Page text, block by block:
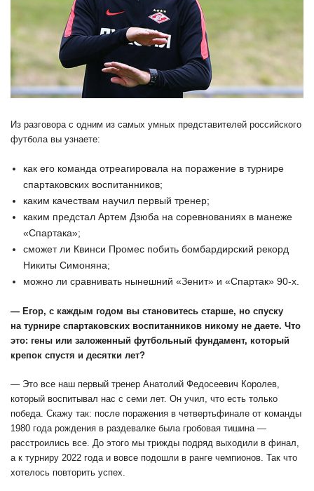
Из разговора с одним из самых умных представителей российского
футбола вы узнаете:
как его команда отреагировала на поражение в турнире
спартаковских воспитанников;
каким качествам научил первый тренер;
каким предстал Артем Дзюба на соревнованиях в манеже
«Спартака»;
сможет ли Квинси Промес побить бомбардирский рекорд
Никиты Симоняна;
можно ли сравнивать нынешний «Зенит» и «Спартак» 90-х.
— Егор, с каждым годом вы становитесь старше, но спуску
на турнире спартаковских воспитанников никому не даете. Что
это: гены или заложенный футбольный фундамент, который
крепок спустя и десятки лет?
— Это все наш первый тренер Анатолий Федосеевич Королев,
который воспитывал нас с семи лет. Он учил, что есть только
победа. Скажу так: после поражения в четвертьфинале от команды
1980 года рождения в раздевалке была гробовая тишина —
расстроились все. До этого мы трижды подряд выходили в финал,
а к турниру 2022 года и вовсе подошли в ранге чемпионов. Так что
хотелось повторить успех.